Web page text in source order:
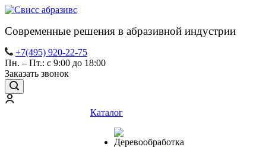
Современные решения в абразивной индустрии
+7(495) 920-22-75
Пн. – Пт.: с 9:00 до 18:00
Заказать звонок
Каталог